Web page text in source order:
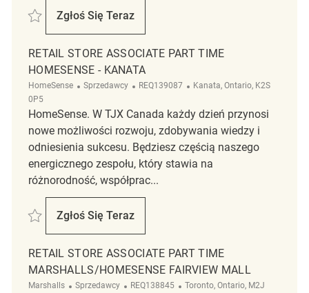
Zapisać Retail Store Associate Part Time HomeSense – Etobicoke
Zgłoś Się Teraz
Retail Store Associate Part Time
RETAIL STORE ASSOCIATE PART TIME
HOMESENSE - KANATA
HomeSense Kategoria
Sprzedawcy ReqId
REQ139087 Lokalizacja
Kanata, Ontario, K2S
0P5
HomeSense. W TJX Canada każdy dzień przynosi
nowe możliwości rozwoju, zdobywania wiedzy i
odniesienia sukcesu. Będziesz częścią naszego
energicznego zespołu, który stawia na
różnorodność, współprac...
Zapisać Retail Store Associate Part Time Homesense - Kanata
Zgłoś Się Teraz
Retail Store Associate Part Time
RETAIL STORE ASSOCIATE PART TIME
MARSHALLS/HOMESENSE FAIRVIEW MALL
Marshalls Kategoria
Sprzedawcy ReqId
REQ138845 Lokalizacja
Toronto, Ontario, M2J